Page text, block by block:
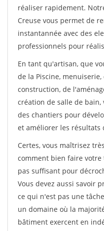
réaliser rapidement.
Creuse vous permet de
instantannée avec des
professionnels pour
En tant qu'artisan, que
de la Piscine,
construction, de
création de salle de
des chantiers pour
et améliorer les résultats
Certes, vous maîtrisez
comment bien faire
pas suffisant pour
Vous devez aussi savoir
ce qui n'est pas une
un domaine où la
bâtiment exercent en